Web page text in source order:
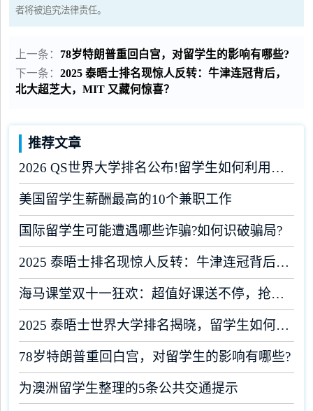
者将被追究法律责任。
上一条： 78岁特朗普重回白宫，对留学生的影响有哪些?
下一条：2025 泰晤士排名现惊人反转：牛津连冠背后，
北大超芝大，MIT 又藏何惊喜？
推荐文章
2026 QS世界大学排名公布!留学生如何利用榜单做好学业规划?
美国留学生薪酬最高的10个兼职工作
国际留学生可能遭遇哪些诈骗?如何识破骗局?
2025 泰晤士排名现惊人反转：牛津连冠背后，北大超芝大，MIT 又藏何惊喜？
海马课堂双十一狂欢：超值好课送不停，抢先体验！
2025 泰晤士世界大学排名揭晓，留学生如何规划未来?
78岁特朗普重回白宫，对留学生的影响有哪些?
为澳洲留学生整理的5条公共交通提示